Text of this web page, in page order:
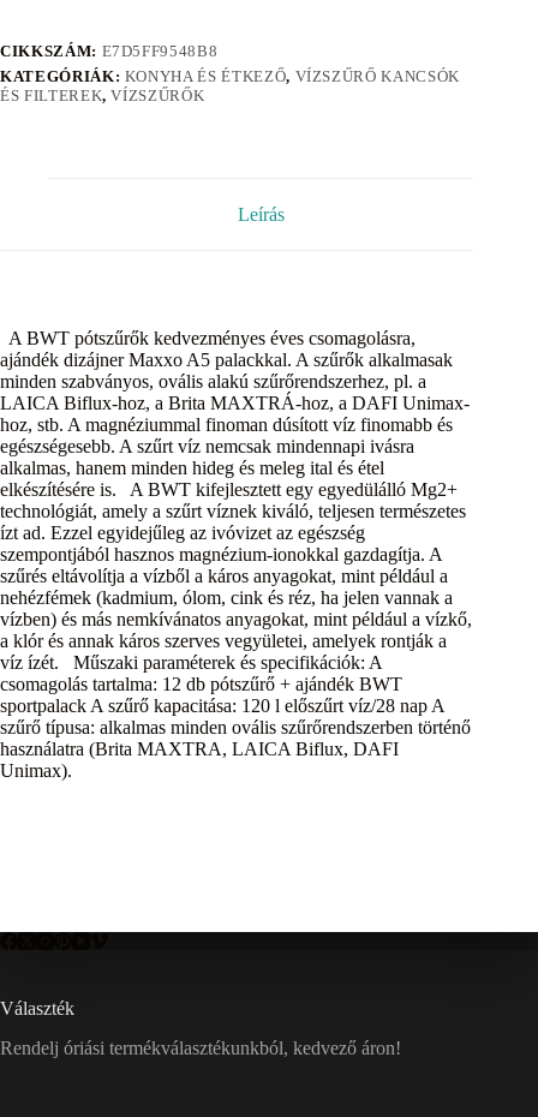
CIKKSZÁM: E7D5FF9548B8
KATEGÓRIÁK: KONYHA ÉS ÉTKEZŐ, VÍZSZŰRŐ KANCSÓK
ÉS FILTEREK,VÍZSZŰRŐK
Leírás
A BWT pótszűrők kedvezményes éves csomagolásra,
ajándék dizájner Maxxo A5 palackkal. A szűrők alkalmasak
minden szabványos, ovális alakú szűrőrendszerhez, pl. a
LAICA Biflux-hoz, a Brita MAXTRÁ-hoz, a DAFI Unimax-
hoz, stb. A magnéziummal finoman dúsított víz finomabb és
egészségesebb. A szűrt víz nemcsak mindennapi ivásra
alkalmas, hanem minden hideg és meleg ital és étel
elkészítésére is. A BWT kifejlesztett egy egyedülálló Mg2+
technológiát, amely a szűrt víznek kiváló, teljesen természetes
ízt ad. Ezzel egyidejűleg az ivóvizet az egészség
szempontjából hasznos magnézium-ionokkal gazdagítja. A
szűrés eltávolítja a vízből a káros anyagokat, mint például a
nehézfémek (kadmium, ólom, cink és réz, ha jelen vannak a
vízben) és más nemkívánatos anyagokat, mint például a vízkő,
a klór és annak káros szerves vegyületei, amelyek rontják a
víz ízét. Műszaki paraméterek és specifikációk: A
csomagolás tartalma: 12 db pótszűrő + ajándék BWT
sportpalack A szűrő kapacitása: 120 l előszűrt víz/28 nap A
szűrő típusa: alkalmas minden ovális szűrőrendszerben történő
használatra (Brita MAXTRA, LAICA Biflux, DAFI
Unimax).
Választék
Rendelj óriási termékválasztékunkból, kedvező áron!